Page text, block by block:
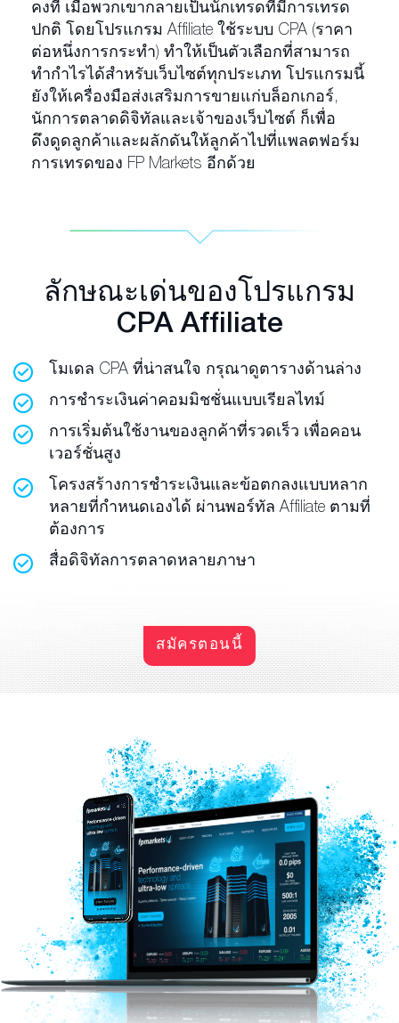
คงที่ เมื่อพวกเขากลายเป็นนักเทรดที่มีการเทรด
ปกติ โดยโปรแกรม Affiliate ใช้ระบบ CPA (ราคา
ต่อหนึ่งการกระทำ) ทำให้เป็นตัวเลือกที่สามารถ
ทำกำไรได้สำหรับเว็บไซต์ทุกประเภท โปรแกรมนี้
ยังให้เครื่องมือส่งเสริมการขายแก่บล็อกเกอร์,
นักการตลาดดิจิทัลและเจ้าของเว็บไซต์ ก็เพื่อ
ดึงดูดลูกค้าและผลักดันให้ลูกค้าไปที่แพลตฟอร์ม
การเทรดของ FP Markets อีกด้วย
ลักษณะเด่นของโปรแกรม
CPA Affiliate
โมเดล CPA ที่น่าสนใจ กรุณาดูตารางด้านล่าง
การชำระเงินค่าคอมมิชชั่นแบบเรียลไทม์
การเริ่มต้นใช้งานของลูกค้าที่รวดเร็ว เพื่อคอน
เวอร์ชั่นสูง
โครงสร้างการชำระเงินและข้อตกลงแบบหลาก
หลายที่กำหนดเองได้ ผ่านพอร์ทัล Affiliate ตามที่
ต้องการ
สื่อดิจิทัลการตลาดหลายภาษา
สมัครตอนนี้